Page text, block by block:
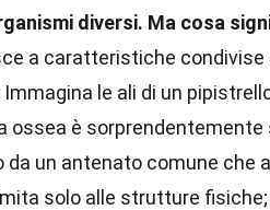
diversi. Ma cosa
a caratteristiche
le ali di un
ossea è
da un antenato comune che
solo alle strutture